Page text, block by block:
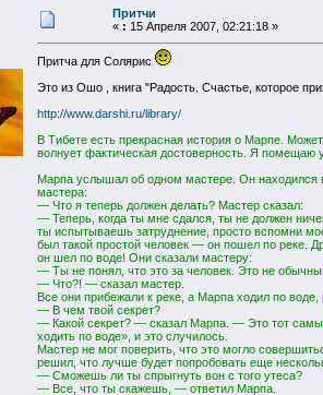
Притчи
« : 15 Апреля 2007, 02:21:18 »
Притча для Солярис
Это из Ошо , книга "Радость. Счастье, которое
http://www.darshi.ru/library/
В Тибете есть прекрасная история о Марпе.
волнует фактическая достоверность. Я помещаю
Марпа услышал об одном мастере. Он находился
мастера:
— Что я теперь должен делать? Мастер сказал:
— Теперь, когда ты мне сдался, ты не должен
ты испытываешь затруднение, просто вспомни
был такой простой человек — он пошел по реке.
он шел по воде! Они сказали мастеру:
— Ты не понял, что это за человек. Это не
— Что?! — сказал мастер.
Все они прибежали к реке, а Марпа ходил по воде,
— В чем твой секрет?
— Какой секрет? — сказал Марпа. — Это тот
ходить по воде», и это случилось.
Мастер не мог поверить, что это могло
решил, что лучше будет попробовать еще
— Сможешь ли ты спрыгнуть вон с того утеса?
— Все, что ты скажешь, — ответил Марпа.